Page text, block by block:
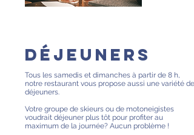
déjeuners
Tous les samedis et dimanches à partir de 8 h,
notre restaurant vous propose aussi une variété de
déjeuners.
Votre groupe de skieurs ou de motoneigistes
voudrait déjeuner plus tôt pour profiter au
maximum de la journée? Aucun problème !